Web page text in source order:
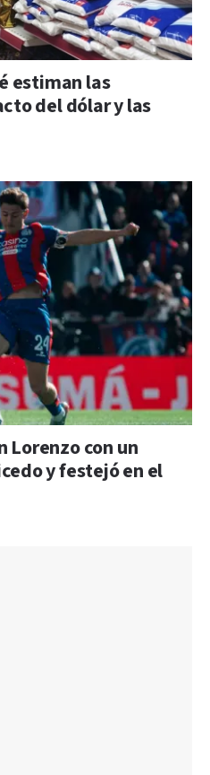
estiman las
del dólar y las
Lorenzo con un
y festejó en el